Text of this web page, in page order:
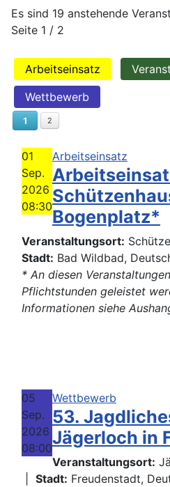
Es sind 19 anstehende
Seite 1 / 2
Arbeitseinsatz
Wettbewerb
1 2
01
Sep.
2026
08:30
Arbeitseinsatz
Bogenplatz*
Veranstaltungsort:
Stadt: Bad Wildbad,
* An diesen
Pflichtstunden geleistet
Informationen siehe
05
Sep.
2026
08:00
Wettbewerb
53.
Jägerloch in
Veranstaltungsort:
Stadt: Freudenstadt,